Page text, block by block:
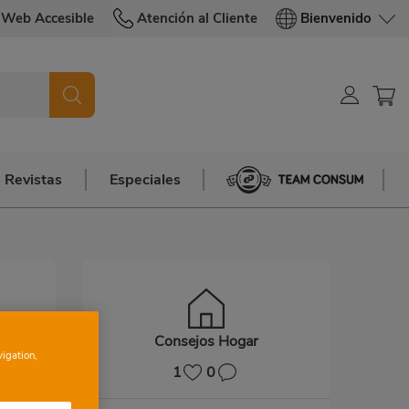
Web Accesible Atención al Cliente Bienvenido
Revistas Especiales Team Consum
Consejos Hogar
1
0